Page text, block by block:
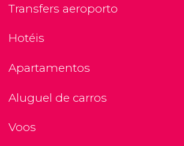
Transfers aeroporto
Hotéis
Apartamentos
Aluguel de carros
Voos